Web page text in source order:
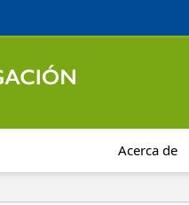
Acerca de